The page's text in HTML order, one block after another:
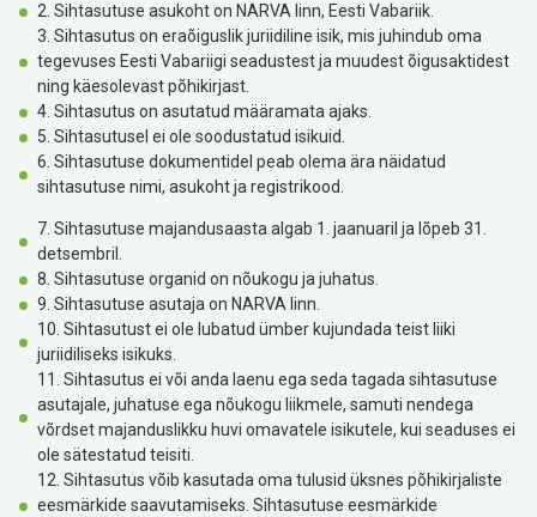
2. Sihtasutuse asukoht on NARVA linn, Eesti Vabariik.
3. Sihtasutus on eraõiguslik juriidiline isik, mis juhindub oma
tegevuses Eesti Vabariigi seadustest ja muudest õigusaktidest
ning käesolevast põhikirjast.
4. Sihtasutus on asutatud määramata ajaks.
5. Sihtasutusel ei ole soodustatud isikuid.
6. Sihtasutuse dokumentidel peab olema ära näidatud
sihtasutuse nimi, asukoht ja registrikood.
7. Sihtasutuse majandusaasta algab 1. jaanuaril ja lõpeb 31.
detsembril.
8. Sihtasutuse organid on nõukogu ja juhatus.
9. Sihtasutuse asutaja on NARVA linn.
10. Sihtasutust ei ole lubatud ümber kujundada teist liiki
juriidiliseks isikuks.
11. Sihtasutus ei või anda laenu ega seda tagada sihtasutuse
asutajale, juhatuse ega nõukogu liikmele, samuti nendega
võrdset majanduslikku huvi omavatele isikutele, kui seaduses ei
ole sätestatud teisiti.
12. Sihtasutus võib kasutada oma tulusid üksnes põhikirjaliste
eesmärkide saavutamiseks. Sihtasutuse eesmärkide